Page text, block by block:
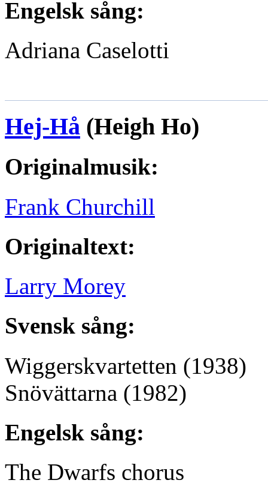
Engelsk sång:
Adriana Caselotti
Hej-Hå (Heigh Ho)
Originalmusik:
Frank Churchill
Originaltext:
Larry Morey
Svensk sång:
Wiggerskvartetten (1938)
Snövättarna (1982)
Engelsk sång:
The Dwarfs chorus